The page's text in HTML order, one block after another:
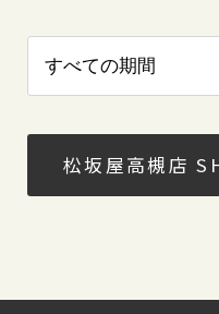
松坂屋高槻店